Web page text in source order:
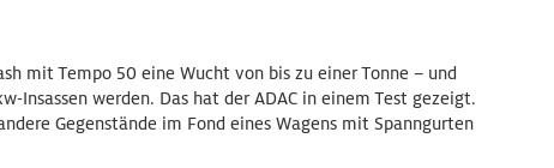
mit Tempo 50 eine Wucht von bis zu einer Tonne – und
Insassen werden. Das hat der ADAC in einem Test gezeigt.
Gegenstände im Fond eines Wagens mit Spanngurten